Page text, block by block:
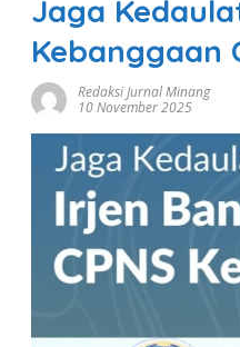
Jaga
Kebanggaan
Redaksi Jurnal Minang
10 November 2025